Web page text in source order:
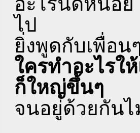
ไป
ยิ่งพูดกับเพื่อน
ใครทำอะไรใ
ก็ใหญ่ขึ้นๆ
จนอยู่ด้วยกัน